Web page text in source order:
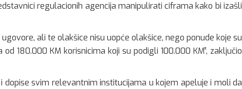
regulacionih agencija manipulirati ciframa kako bi izašli
ali te olakšice nisu uopće olakšice, nego ponude koje su
180.000 KM korisnicima koji su podigli 100.000 KM”, zaključio
i dopise svim relevantnim institucijama u kojem apeluje i moli da